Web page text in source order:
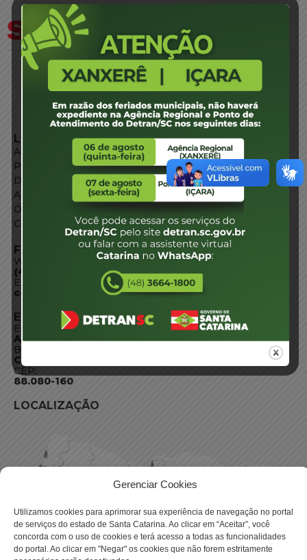
Gerenciar Cookies
Utilizamos cookies para aprimorar sua experiência de navegação no portal
de serviços do estado de Santa Catarina. Ao clicar em “Aceitar”, você
concorda com o uso de cookies e terá acesso a todas as funcionalidades
do portal. Ao clicar em "Negar" os cookies que não forem estritamente
LINKS EXTERNOS
Agência de Notícias
Portal de Serviços
Diário Oficial
Acesso à Informação
Órgãos do Governo
Conheça SC
FALE CONOSCO
WhatsApp:
(48) 3664-1800
E-mail:
centraldeinformacoes@detran.sc.gov.br
ENDEREÇO
Endereço:
Av. Almirante Tamandaré - 480
Bairro:
Coqueiros, Florianópolis SC
CEP:
88.080-160
LOCALIZAÇÃO